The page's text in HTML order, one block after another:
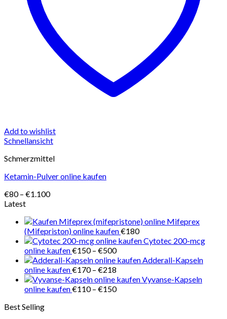
Add to wishlist
Schnellansicht
Schmerzmittel
Ketamin-Pulver online kaufen
€80 – €1.100Preisspanne:
€1.100
Latest
Mifeprex
(Mifepriston) online kaufen€180
Cytotec 200-mcg
online kaufen€150 – €500Preisspanne:
€150
€500
Adderall-Kapseln
online kaufen€170 – €218
€170
bis
Vyvanse-Kapseln
online kaufen€110 – €150Preisspanne:
Best Selling